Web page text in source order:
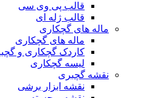
قالب پی وی سی
قالب ژله ای
ماله های گچکاری
ماله های گچکاری
کاردک گچکاری و
لیسه گچکاری
نقشه گچبری
نقشه ابزار برشی